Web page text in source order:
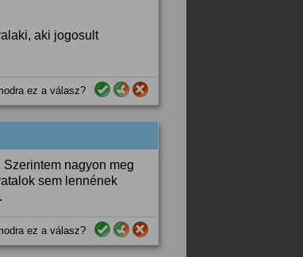
aki jogosult
ez a válasz?
nagyon meg
sem lennének
ez a válasz?